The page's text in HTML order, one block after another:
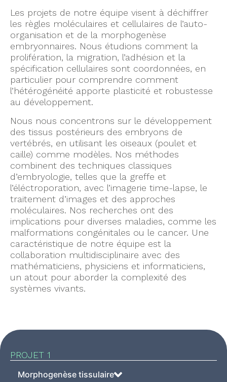
Les projets de notre équipe visent à déchiffrer
les règles moléculaires et cellulaires de l’auto-
organisation et de la morphogenèse
embryonnaires. Nous étudions comment la
prolifération, la migration, l’adhésion et la
spécification cellulaires sont coordonnées, en
particulier pour comprendre comment
l’hétérogénéité apporte plasticité et robustesse
au développement.
Nous nous concentrons sur le développement
des tissus postérieurs des embryons de
vertébrés, en utilisant les oiseaux (poulet et
caille) comme modèles. Nos méthodes
combinent des techniques classiques
d’embryologie, telles que la greffe et
l’éléctroporation, avec l’imagerie time-lapse, le
traitement d’images et des approches
moléculaires. Nos recherches ont des
implications pour diverses maladies, comme les
malformations congénitales ou le cancer. Une
caractéristique de notre équipe est la
collaboration multidisciplinaire avec des
mathématiciens, physiciens et informaticiens,
un atout pour aborder la complexité des
systèmes vivants.
PROJET 1
Morphogenèse tissulaire